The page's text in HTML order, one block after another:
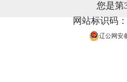
您是第
网站标识码
辽公网安